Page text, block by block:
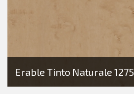
Erable Tinto Naturale 1275